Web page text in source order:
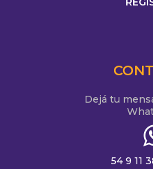
Dejá tu
54 9 11